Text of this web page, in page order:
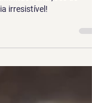
uma delícia versátil
irresistível!